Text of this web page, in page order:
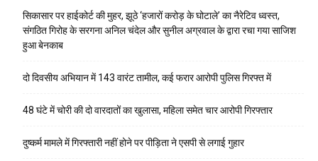
सिकासार पर हाईकोर्ट की मुहर, झूठे ‘हजारों करोड़ के घोटाले’ का नैरेटिव ध्वस्त,
संगठित गिरोह के सरगना अनिल चंदेल और सुनील अग्रवाल के द्वारा रचा गया साजिश
हुआ बेनकाब
दो दिवसीय अभियान में 143 वारंट तामील, कई फरार आरोपी पुलिस गिरफ्त में
48 घंटे में चोरी की दो वारदातों का खुलासा, महिला समेत चार आरोपी गिरफ्तार
दुष्कर्म मामले में गिरफ्तारी नहीं होने पर पीड़िता ने एसपी से लगाई गुहार